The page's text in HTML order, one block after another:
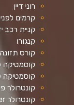
רוני דיין
קרמים
קניית רכב יד
קנגורו
קורס תזונה
קוסמטיקה
קוסמטיקה
קונטרולר
קונטרולר pioneer